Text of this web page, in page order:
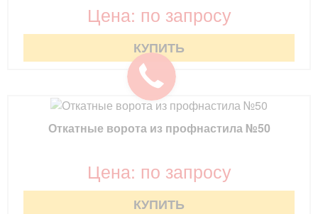
Цена: по запросу
КУПИТЬ
Откатные ворота из профнастила №50
Цена: по запросу
КУПИТЬ